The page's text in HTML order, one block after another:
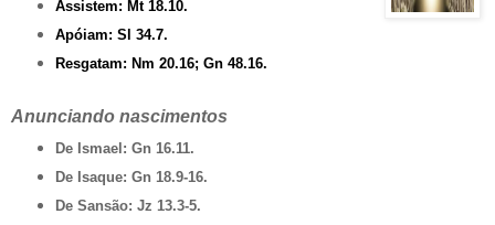
Assistem: Mt 18.10.
Apóiam: Sl 34.7.
Resgatam: Nm 20.16; Gn 48.16.
Anunciando nascimentos
De Ismael: Gn 16.11.
De Isaque: Gn 18.9-16.
De Sansão: Jz 13.3-5.